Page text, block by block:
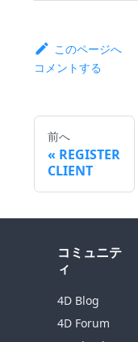
このページへ
コメントする
前へ
REGISTER
CLIENT
コミュニテ
ィ
4D Blog
4D Forum